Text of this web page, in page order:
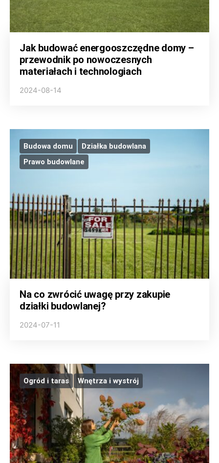
Jak budować energooszczędne domy –
przewodnik po nowoczesnych
materiałach i technologiach
2024-08-14
Budowa domu
Działka budowlana
Prawo budowlane
Na co zwrócić uwagę przy zakupie
działki budowlanej?
2024-07-11
Ogród i taras Wnętrza i wystrój